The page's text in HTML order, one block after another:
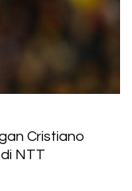
Cristiano
NTT